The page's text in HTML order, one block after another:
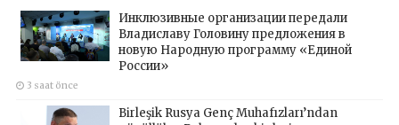
Инклюзивные организации передали
Владиславу Головину предложения в
новую Народную программу «Единой
России»
3 saat önce
Birleşik Rusya Genç Muhafızları’ndan